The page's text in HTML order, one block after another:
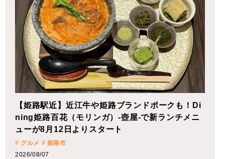
【姫路駅近】近江牛や姫路ブランドポークも！Di
ning姫路百花（モリンガ）-壺屋-で新ランチメニ
ューが8月12日よりスタート
# グルメ # 姫路市
2026/08/07
【播磨エリア】今週は何する？気になる今週開催
のイベントをご紹介｜2026年7月27日～8月2日
# イベント# 三木市# 丹波市# 丹波篠山市
姫路市# 宍粟市# 播磨町
2026/07/28